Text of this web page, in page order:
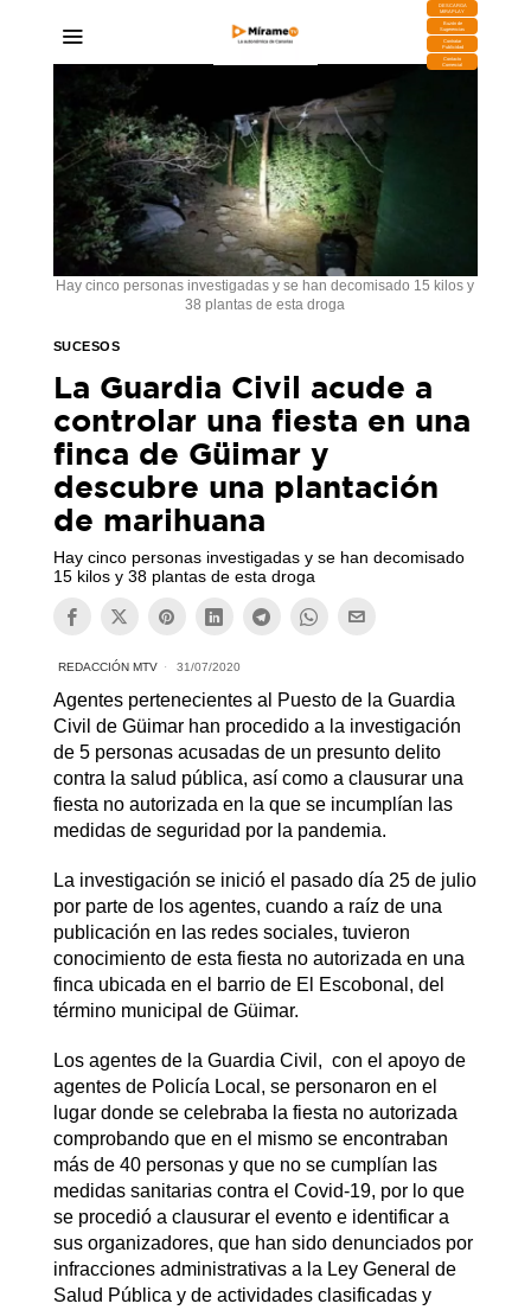
DESCARGA
MIRAPLAY
Buzón de
Sugerencias
Contratar
Publicidad
Contacto
Comercial
Hay cinco personas investigadas y se han decomisado 15 kilos y
38 plantas de esta droga
SUCESOS
La Guardia Civil acude a
controlar una fiesta en una
finca de Güimar y
descubre una plantación
de marihuana
Hay cinco personas investigadas y se han decomisado
15 kilos y 38 plantas de esta droga
REDACCIÓN MTV 31/07/2020
Agentes pertenecientes al Puesto de la Guardia
Civil de Güimar han procedido a la investigación
de 5 personas acusadas de un presunto delito
contra la salud pública, así como a clausurar una
fiesta no autorizada en la que se incumplían las
medidas de seguridad por la pandemia.
La investigación se inició el pasado día 25 de julio
por parte de los agentes, cuando a raíz de una
publicación en las redes sociales, tuvieron
conocimiento de esta fiesta no autorizada en una
finca ubicada en el barrio de El Escobonal, del
término municipal de Güimar.
Los agentes de la Guardia Civil, con el apoyo de
agentes de Policía Local, se personaron en el
lugar donde se celebraba la fiesta no autorizada
comprobando que en el mismo se encontraban
más de 40 personas y que no se cumplían las
medidas sanitarias contra el Covid-19, por lo que
se procedió a clausurar el evento e identificar a
sus organizadores, que han sido denunciados por
infracciones administrativas a la Ley General de
Salud Pública y de actividades clasificadas y